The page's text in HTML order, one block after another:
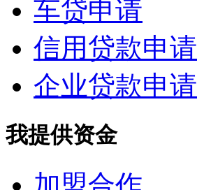
车贷申请
信用贷款申请
企业贷款申请
我提供资金